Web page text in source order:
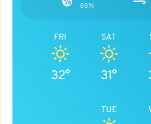
88%
FRI
32°
SAT
31°
TUE